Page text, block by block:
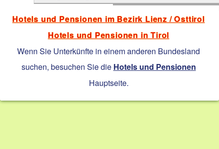
Hotels und Pensionen im Bezirk Lienz / Osttirol
Hotels und Pensionen in Tirol
Wenn Sie Unterkünfte in einem anderen Bundesland
suchen, besuchen Sie die Hotels und Pensionen
Hauptseite.